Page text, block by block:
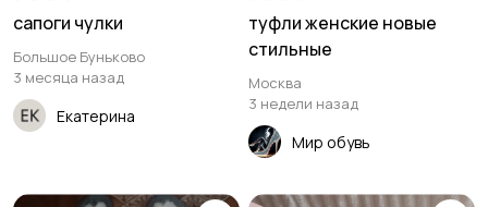
сапоги чулки
Большое Буньково
3 месяца назад
Екатерина
туфли женские новые
стильные
Москва
3 недели назад
Мир обувь